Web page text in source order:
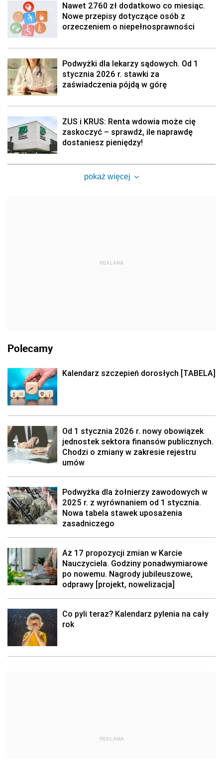
Nawet 2760 zł dodatkowo co miesiąc.
Nowe przepisy dotyczące osób z
orzeczeniem o niepełnosprawności
Podwyżki dla lekarzy sądowych. Od 1
stycznia 2026 r. stawki za
zaświadczenia pójdą w górę
ZUS i KRUS: Renta wdowia może cię
zaskoczyć – sprawdź, ile naprawdę
dostaniesz pieniędzy!
pokaż więcej
REKLAMA
Polecamy
Kalendarz szczepień dorosłych [TABELA]
Od 1 stycznia 2026 r. nowy obowiązek
jednostek sektora finansów publicznych.
Chodzi o zmiany w zakresie rejestru
umów
Podwyżka dla żołnierzy zawodowych w
2025 r. z wyrównaniem od 1 stycznia.
Nowa tabela stawek uposażenia
zasadniczego
Aż 17 propozycji zmian w Karcie
Nauczyciela. Godziny ponadwymiarowe
po nowemu. Nagrody jubileuszowe,
odprawy [projekt, nowelizacja]
Co pyli teraz? Kalendarz pylenia na cały
rok
REKLAMA